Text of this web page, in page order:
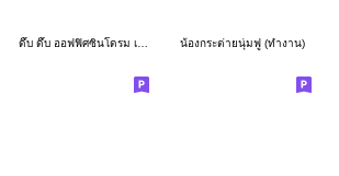
ดึ๊บ ดึ๊บ ออฟฟิศซินโดรม เก้า น้องกระต่ายนุ่มฟู (ทำงาน)